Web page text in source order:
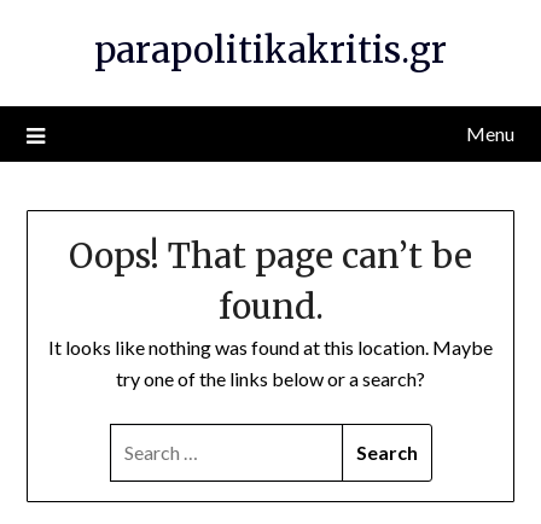
parapolitikakritis.gr
Menu
Oops! That page can’t be
found.
It looks like nothing was found at this location. Maybe
try one of the links below or a search?